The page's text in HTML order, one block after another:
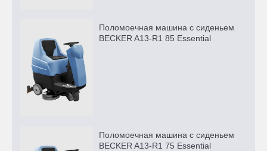
Поломоечная машина с сиденьем
BECKER A13-R1 85 Essential
Поломоечная машина с сиденьем
BECKER A13-R1 75 Essential